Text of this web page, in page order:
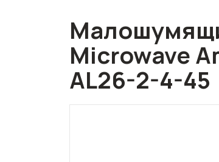
Microwave
AL26-2-4-45